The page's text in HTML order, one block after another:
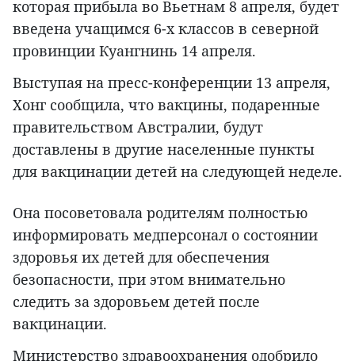
которая прибыла во Вьетнам 8 апреля, будет
введена учащимся 6-х классов в северной
провинции Куангнинь 14 апреля.
Выступая на пресс-конференции 13 апреля,
Хонг сообщила, что вакцины, подаренные
правительством Австралии, будут
доставлены в другие населенные пункты
для вакцинации детей на следующей неделе.
Она посоветовала родителям полностью
информировать медперсонал о состоянии
здоровья их детей для обеспечения
безопасности, при этом внимательно
следить за здоровьем детей после
вакцинации.
Министерство здравоохранения одобрило